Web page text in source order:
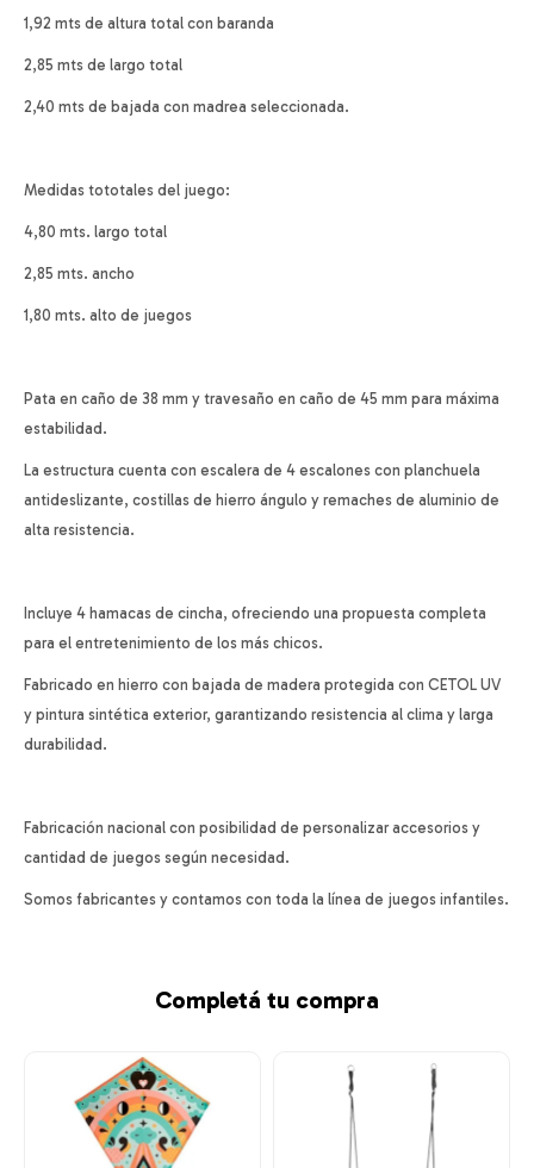
1,92 mts de altura total con baranda
2,85 mts de largo total
2,40 mts de bajada con madrea seleccionada.
Medidas tototales del juego:
4,80 mts. largo total
2,85 mts. ancho
1,80 mts. alto de juegos
Pata en caño de 38 mm y travesaño en caño de 45 mm para máxima
estabilidad.
La estructura cuenta con escalera de 4 escalones con planchuela
antideslizante, costillas de hierro ángulo y remaches de aluminio de
alta resistencia.
Incluye 4 hamacas de cincha, ofreciendo una propuesta completa
para el entretenimiento de los más chicos.
Fabricado en hierro con bajada de madera protegida con CETOL UV
y pintura sintética exterior, garantizando resistencia al clima y larga
durabilidad.
Fabricación nacional con posibilidad de personalizar accesorios y
cantidad de juegos según necesidad.
Somos fabricantes y contamos con toda la línea de juegos infantiles.
Completá tu compra